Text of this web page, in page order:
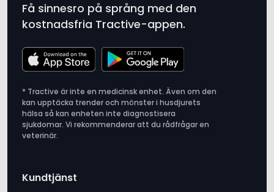
Få sinnesro på språng med den
kostnadsfria Tractive-appen.
* Tractive är inte en medicinsk enhet. Även om den
kan upptäcka trender och mönster i husdjurets
hälsa så kan enheten inte diagnostisera
sjukdomar. Vi rekommenderar att du rådfrågar en
veterinär.
Kundtjänst